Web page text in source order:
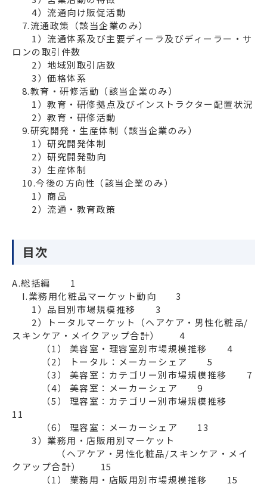
4）流通向け販促活動
7.流通政策（該当企業のみ）
1）流通体系及び主要ディーラ及びディーラー・サ
ロンの取引件数
2）地域別取引店数
3）価格体系
8.教育・研修活動（該当企業のみ）
1）教育・研修拠点及びインストラクター配置状況
2）教育・研修活動
9.研究開発・生産体制（該当企業のみ）
1）研究開発体制
2）研究開発動向
3）生産体制
10.今後の方向性（該当企業のみ）
1）商品
2）流通・教育政策
目次
A.総括編　　1
I.業務用化粧品マーケット動向　　3
1）品目別市場規模推移　　3
2）トータルマーケット（ヘアケア・男性化粧品/
スキンケア・メイクアップ合計）　　4
（1） 美容室・理容室別市場規模推移　　4
（2） トータル：メーカーシェア　　5
（3） 美容室：カテゴリー別市場規模推移　　7
（4） 美容室：メーカーシェア　　9
（5） 理容室：カテゴリー別市場規模推移
11
（6） 理容室：メーカーシェア　　13
3）業務用・店販用別マーケット
クアップ合計）　　15
（1） 業務用・店販用別市場規模推移　　15